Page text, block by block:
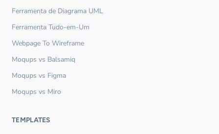
Ferramenta de Diagrama UML
Ferramenta Tudo-em-Um
Webpage To Wireframe
Moqups vs Balsamiq
Moqups vs Figma
Moqups vs Miro
TEMPLATES